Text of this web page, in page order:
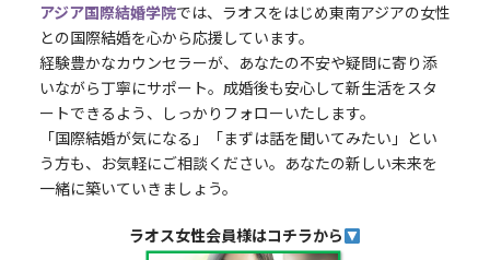
アジア国際結婚学院では、ラオスをはじめ東南アジアの女性
との国際結婚を心から応援しています。
経験豊かなカウンセラーが、あなたの不安や疑問に寄り添
いながら丁寧にサポート。成婚後も安心して新生活をスタ
ートできるよう、しっかりフォローいたします。
「国際結婚が気になる」「まずは話を聞いてみたい」とい
う方も、お気軽にご相談ください。あなたの新しい未来を
一緒に築いていきましょう。
ラオス女性会員様はコチラから